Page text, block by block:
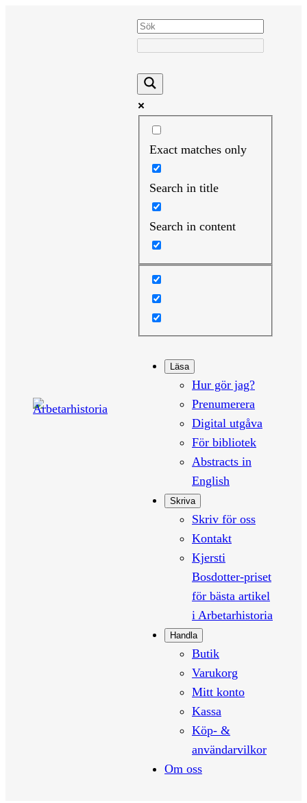
Exact matches only
Search in title
Search in content
Läsa
Hur gör jag?
Prenumerera
Digital utgåva
För bibliotek
Abstracts in
English
Skriva
Skriv för oss
Kontakt
Kjersti
Bosdotter-priset
för bästa artikel
i Arbetarhistoria
Handla
Butik
Varukorg
Mitt konto
Kassa
Köp- &
användarvilkor
Om oss